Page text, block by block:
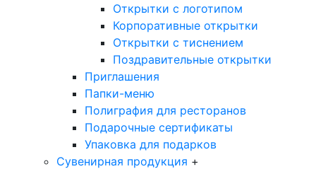
Открытки с логотипом
Корпоративные открытки
Открытки с тиснением
Поздравительные открытки
Приглашения
Папки-меню
Полиграфия для ресторанов
Подарочные сертификаты
Упаковка для подарков
Сувенирная продукция +